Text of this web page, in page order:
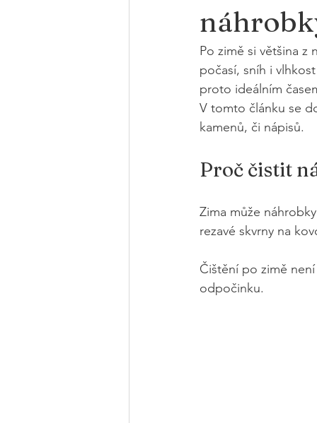
Po zimě si většina z
počasí, sníh i
proto ideálním
V tomto článku se
kamenů, či nápisů.
Proč čistit
Zima může
rezavé skvrny na
Čištění po zimě
odpočinku.